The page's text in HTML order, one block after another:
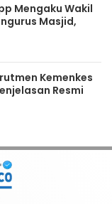
Mengaku Wakil
Masjid,
Kemenkes
Resmi